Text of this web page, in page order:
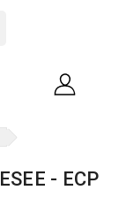
- ECP